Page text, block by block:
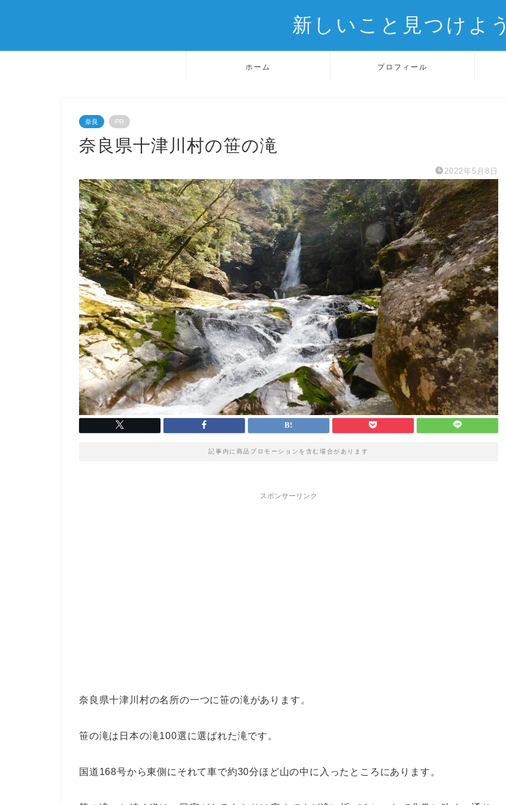
新しいこと見つけよう
ホーム プロフィール
奈良 PR
奈良県十津川村の笹の滝
2022年5月8日
記事内に商品プロモーションを含む場合があります
スポンサーリンク
奈良県十津川村の名所の一つに笹の滝があります。
笹の滝は日本の滝100選に選ばれた滝です。
国道168号から東側にそれて車で約30分ほど山の中に入ったところにあります。